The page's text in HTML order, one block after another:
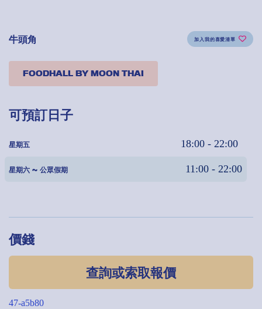
牛頭角 加入我的喜愛清單
FOODHALL BY MOON THAI
可預訂日子
星期五 18:00 - 22:00
星期六 ~ 公眾假期 11:00 - 22:00
價錢
查詢或索取報價
47-a5b80